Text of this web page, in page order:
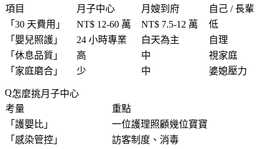
項目
月子中心 月嫂到府
自己 / 長輩
「 30 天費用 」 NT$ 12-60 萬 NT$ 7.5-12 萬
低
「 嬰兒照護 」 24 小時專業 白天為主
自理
「 休息品質 」 高 中
視家庭
「 家庭磨合 」 少 中 婆媳壓力
怎麼挑月子中心
考量
重點
「 護嬰比 」
一位護理照顧幾位寶寶
「 感染管控 」 訪客制度、消毒